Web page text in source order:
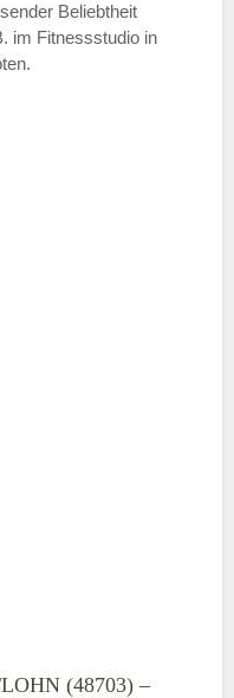
Beliebtheit
im Fitnessstudio in
(48703) –